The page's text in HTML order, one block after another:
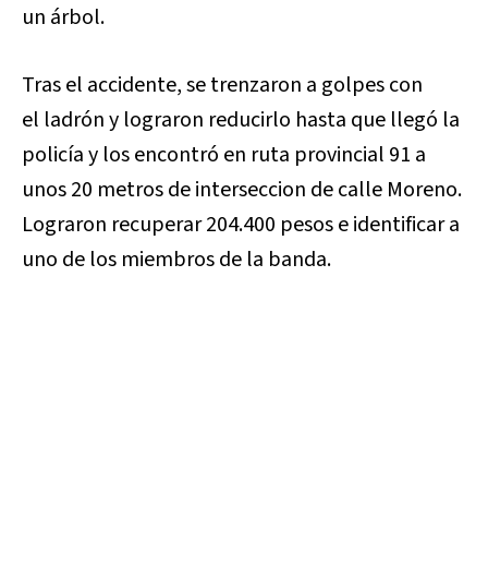
un árbol.
Tras el accidente, se trenzaron a golpes con
el ladrón y lograron reducirlo hasta que llegó la
policía y los encontró en ruta provincial 91 a
unos 20 metros de interseccion de calle Moreno.
Lograron recuperar 204.400 pesos e identificar a
uno de los miembros de la banda.